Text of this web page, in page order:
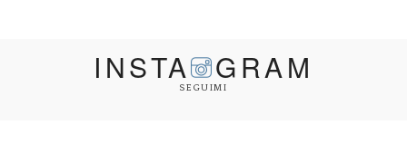
INSTA GRAM
SEGUIMI